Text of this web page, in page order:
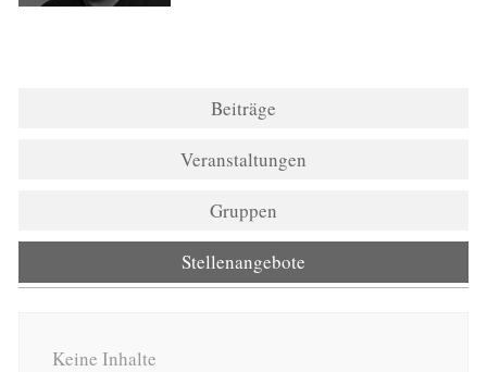
Beiträge
Veranstaltungen
Gruppen
Stellenangebote
Keine Inhalte